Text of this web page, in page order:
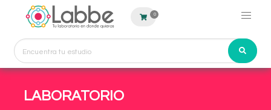
0
LABORATORIO